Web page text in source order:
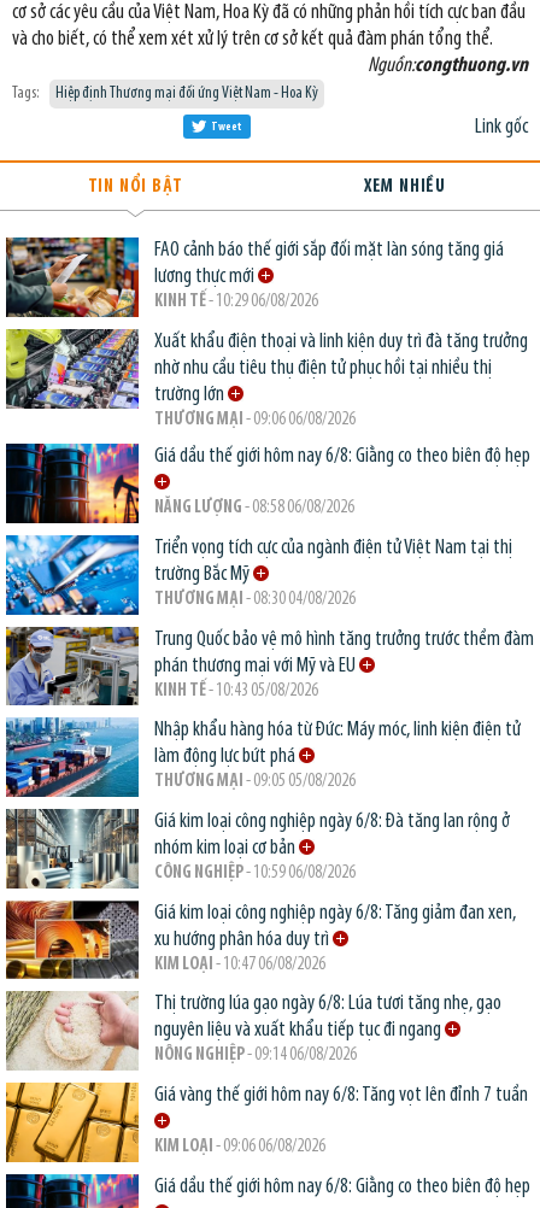
cơ sở các yêu cầu của Việt Nam, Hoa Kỳ đã có những phản hồi tích cực ban đầu
và cho biết, có thể xem xét xử lý trên cơ sở kết quả đàm phán tổng thể.
Nguồn:congthuong.vn
Tags: Hiệp định Thương mại đối ứng Việt Nam - Hoa Kỳ
Link gốc
Tweet
TIN NỔI BẬT XEM NHIỀU
FAO cảnh báo thế giới sắp đối mặt làn sóng tăng giá
lương thực mới
KINH TẾ- 10:29 06/08/2026
Xuất khẩu điện thoại và linh kiện duy trì đà tăng trưởng
nhờ nhu cầu tiêu thụ điện tử phục hồi tại nhiều thị
trường lớn
THƯƠNG MẠI - 09:06 06/08/2026
Giá dầu thế giới hôm nay 6/8: Giằng co theo biên độ hẹp
NĂNG LƯỢNG - 08:58 06/08/2026
Triển vọng tích cực của ngành điện tử Việt Nam tại thị
trường Bắc Mỹ
THƯƠNG MẠI - 08:30 04/08/2026
Trung Quốc bảo vệ mô hình tăng trưởng trước thềm đàm
phán thương mại với Mỹ và EU
KINH TẾ- 10:43 05/08/2026
Nhập khẩu hàng hóa từ Đức: Máy móc, linh kiện điện tử
làm động lực bứt phá
THƯƠNG MẠI - 09:05 05/08/2026
Giá kim loại công nghiệp ngày 6/8: Đà tăng lan rộng ở
nhóm kim loại cơ bản
CÔNG NGHIỆP- 10:59 06/08/2026
Giá kim loại công nghiệp ngày 6/8: Tăng giảm đan xen,
xu hướng phân hóa duy trì
KIM LOẠI - 10:47 06/08/2026
Thị trường lúa gạo ngày 6/8: Lúa tươi tăng nhẹ, gạo
nguyên liệu và xuất khẩu tiếp tục đi ngang
NÔNG NGHIỆP- 09:14 06/08/2026
Giá vàng thế giới hôm nay 6/8: Tăng vọt lên đỉnh 7 tuần
KIM LOẠI - 09:06 06/08/2026
Giá dầu thế giới hôm nay 6/8: Giằng co theo biên độ hẹp